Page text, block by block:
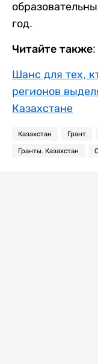
год.
Читайте также:
Шанс для тех,
регионов
Казахстане
Казахстан Грант
Гранты. Казахстан